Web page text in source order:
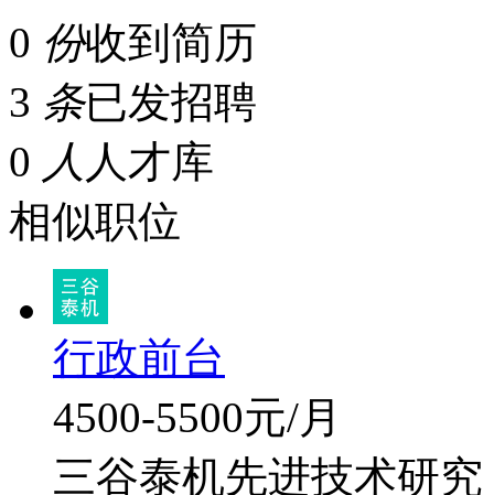
0 份收到简历
3 条已发招聘
0 人 人才库
相似职位
行政前台
4500-5500元/月
三谷泰机先进技术研